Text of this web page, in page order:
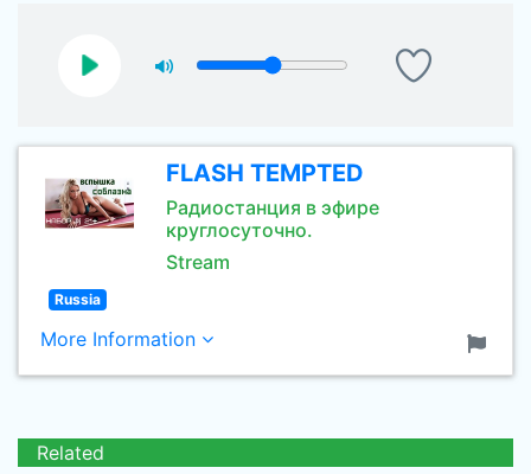
FLASH TEMPTED
Радиостанция в эфире
круглосуточно.
Stream
Russia
More Information
Related